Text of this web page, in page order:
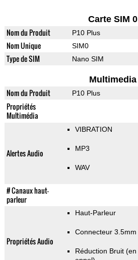
Carte SIM 0
Nom du Produit P10 Plus
Nom Unique SIM0
Type de SIM Nano SIM
Multimedia
Nom du Produit P10 Plus
Propriétés
Multimédia
Alertes Audio
VIBRATION
MP3
WAV
# Canaux haut-
parleur
Propriétés Audio
Haut-Parleur
Connecteur 3.5mm
Réduction Bruit (en